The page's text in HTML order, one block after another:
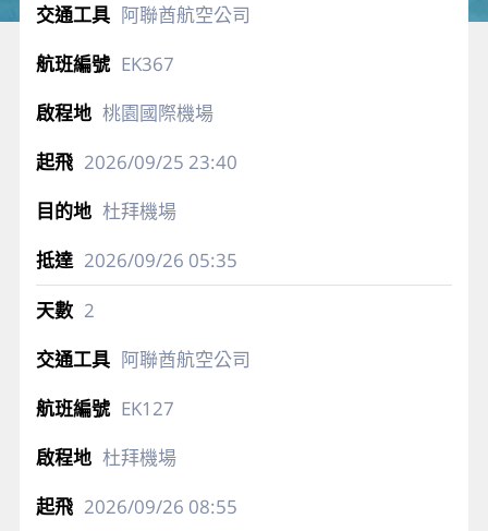
阿聯酋航空公司
EK367
桃園國際機場
2026/09/25 23:40
杜拜機場
2026/09/26 05:35
2
阿聯酋航空公司
EK127
杜拜機場
2026/09/26 08:55